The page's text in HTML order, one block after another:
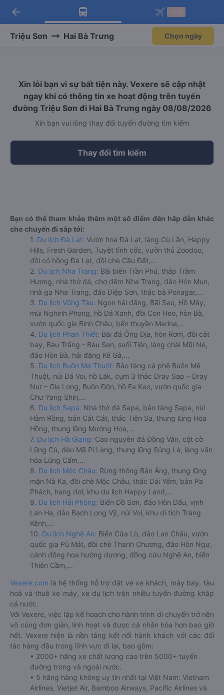
Tải app Vexere ngay!
Nhận ưu đãi thành viên độc
Mở app
Tải app Vexere
-30k/ghế khi đặt vé máy bay qua
Mở app
arrow_back
Triệu Sơn Hai Bà Trưng Chọn ngày
Xin lỗi bạn vì sự bất tiện này. Vexere sẽ cập nhật
ngay khi có thông tin xe hoạt động trên tuyến
đường Triệu Sơn đi Hai Bà Trưng ngày 08/08/2026
Xin bạn vui lòng thay đổi tuyến đường tìm kiếm
Thay đổi tìm kiếm
Bạn có thể tham khảo thêm một số điểm đến hấp dẫn khác
cho chuyến đi sắp tới:
1. Du lịch Đà Lạt: Vườn hoa Đà Lạt, làng Cù Lần, Happy
Hills, Fresh Garden, Tuyệt tình cốc, vườn thú Zoodoo,
đồi cỏ hồng Đà Lạt, đồi chè Cầu Đất,...
2. Du lịch Nha Trang: Bãi biển Trần Phú, tháp Trầm
Hương, nhà thờ đá, chợ đêm Nha Trang, đảo Hòn Mun,
nhà ga Nha Trang, đảo Điệp Sơn, thác bà Ponagar,...
3. Du lịch Vũng Tàu: Ngọn hải đăng, Bãi Sau, Hồ Mây,
mũi Nghinh Phong, hồ Đá Xanh, đồi Con Heo, hòn Bà,
vườn quốc gia Bình Châu, bến thuyền Marina,...
4. Du lịch Phan Thiết: Bãi đá Ông Địa, hòn Rơm, đồi cát
bay, Bàu Trắng - Bàu Sen, suối Tiên, làng chài Mũi Né,
đảo Hòn Bà, hải đăng Kê Gà,...
5. Du lịch Buôn Ma Thuột: Bảo tàng cà phê Buôn Mê
Thuột, núi Đá Voi, hồ Lắk, cụm 3 thác Dray Sap – Dray
Nur – Gia Long, Buôn Đôn, hồ Ea Kao, vườn quốc gia
Chư Yang Shin,...
6. Du lịch Sapa: Nhà thờ đá Sapa, bảo tàng Sapa, núi
Hàm Rồng, bản Cát Cát, thác Tiên Sa, thung lũng Hoa
Hồng, thung lũng Mường Hoa,...
7. Du lịch Hà Giang: Cao nguyên đá Đồng Văn, cột cờ
Lũng Cú, đèo Mã Pí Lèng, thung lũng Sủng Là, làng văn
hóa Lũng Cẩm,...
8. Du lịch Mộc Châu: Rừng thông Bản Áng, thung lũng
mận Nà Ka, đồi chè Mộc Châu, thác Dải Yếm, bản Pa
Phách, hang dơi, khu du lịch Happy Land,...
9. Du lịch Hải Phòng: Biển Đồ Sơn, đảo Hòn Dấu, vịnh
Lan Hạ, đảo Bạch Long Vỹ, núi Voi, khu di tích Tràng
Kênh,...
10. Du lịch Nghệ An: Biển Cửa Lò, đảo Lan Châu, vườn
quốc gia Pù Mát, đồi chè Thanh Chương, đảo Hòn Ngư,
cánh đồng hoa hướng dương, đồng cừu Nghệ An, biển
Thiên Cầm,...
Vexere.com là hệ thống hỗ trợ đặt vé xe khách, máy bay, tàu
hoả và thuê xe máy, xe du lịch trên nhiều tuyến đường khắp
cả nước.
Với Vexere, việc lập kế hoạch cho hành trình di chuyển trở nên
vô cùng đơn giản, linh hoạt và được cá nhân hóa hơn bao giờ
hết. Vexere hiện là nền tảng kết nối hành khách với các đối
tác hàng đầu trong lĩnh vực đi lại, bao gồm:
• 2000+ hãng xe chất lượng cao trên 5000+ tuyến
đường trong và ngoài nước.
• 5 hãng hàng không uy tín nhất tại Việt Nam: Vietnam
Airlines, Vietjet Air, Bamboo Airways, Pacific Airlines và